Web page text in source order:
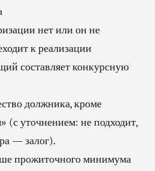
нет или он не
к реализации
составляет конкурсную
должника, кроме
(с уточнением: не подходит,
— залог).
прожиточного минимума